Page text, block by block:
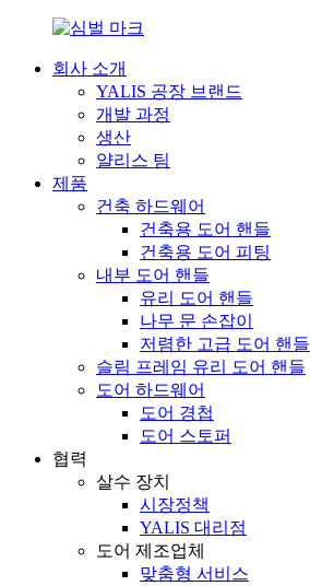
회사 소개
YALIS 공장 브랜드
개발 과정
생산
얄리스 팀
제품
건축 하드웨어
건축용 도어 핸들
건축용 도어 피팅
내부 도어 핸들
유리 도어 핸들
나무 문 손잡이
저렴한 고급 도어 핸들
슬림 프레임 유리 도어 핸들
도어 하드웨어
도어 경첩
도어 스토퍼
협력
살수 장치
시장정책
YALIS 대리점
도어 제조업체
맞춤형 서비스